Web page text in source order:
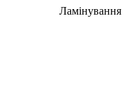
Ламінування